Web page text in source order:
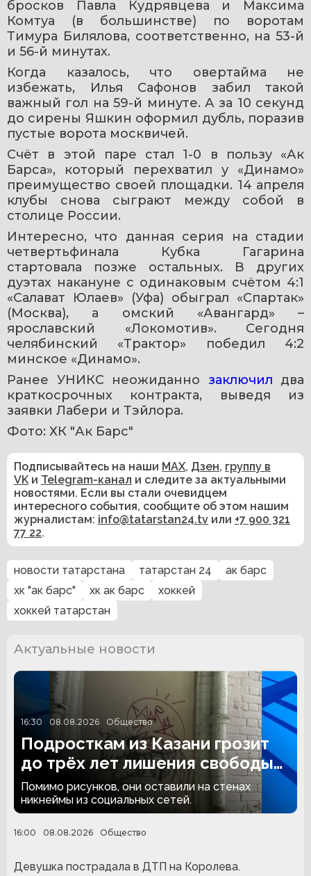
бросков Павла Кудрявцева и Максима
Комтуа (в большинстве) по воротам
Тимура Билялова, соответственно, на 53-й
и 56-й минутах.
Когда казалось, что овертайма не
избежать, Илья Сафонов забил такой
важный гол на 59-й минуте. А за 10 секунд
до сирены Яшкин оформил дубль, поразив
пустые ворота москвичей.
Счёт в этой паре стал 1-0 в пользу «Ак
Барса», который перехватил у «Динамо»
преимущество своей площадки. 14 апреля
клубы снова сыграют между собой в
столице России.
Интересно, что данная серия на стадии
четвертьфинала Кубка Гагарина
стартовала позже остальных. В других
дуэтах накануне с одинаковым счётом 4:1
«Салават Юлаев» (Уфа) обыграл «Спартак»
(Москва), а омский «Авангард» –
ярославский «Локомотив». Сегодня
челябинский «Трактор» победил 4:2
минское «Динамо».
Ранее УНИКС неожиданно заключил два
краткосрочных контракта, выведя из
заявки Лабери и Тэйлора.
Фото: ХК "Ак Барс"
Подписывайтесь на наши MAX, Дзен, группу в
VK и Telegram-канал и следите за актуальными
новостями. Если вы стали очевидцем
интересного события, сообщите об этом нашим
журналистам: info@tatarstan24.tv или +7 900 321
77 22.
новости татарстана татарстан 24
ак барс
хк "ак барс"
хк ак барс
хоккей
хоккей татарстан
Актуальные новости
16:30 08.08.2026 Общество
Подросткам из Казани грозит
до трёх лет лишения свободы
за граффити
Помимо рисунков, они оставили на стенах
никнеймы из социальных сетей.
16:00 08.08.2026 Общество
Девушка пострадала в ДТП на Королева.